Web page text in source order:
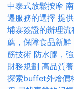
中泰式放鬆按摩
遷服務的選擇 提
埔寨簽證的辦理流
薦，保障食品新鮮
筋技術 防水膠，
財務規劃 高品質
探索buffet外燴價